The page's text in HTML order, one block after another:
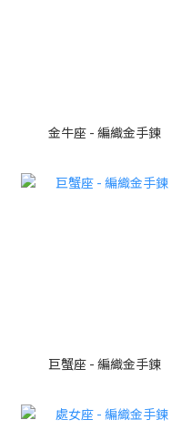
金牛座 - 編織金手鍊
巨蟹座 - 編織金手鍊